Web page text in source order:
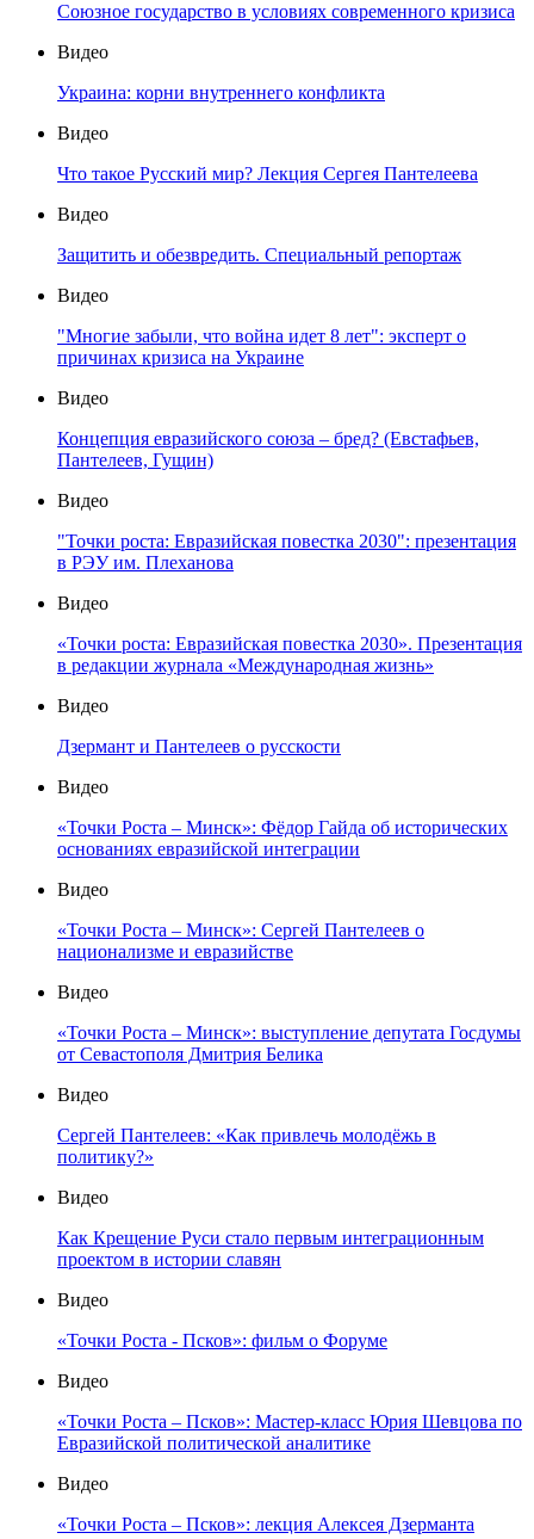
Союзное государство в условиях современного кризиса
Видео
Украина: корни внутреннего конфликта
Видео
Что такое Русский мир? Лекция Сергея Пантелеева
Видео
Защитить и обезвредить. Специальный репортаж
Видео
"Многие забыли, что война идет 8 лет": эксперт о
причинах кризиса на Украине
Видео
Концепция евразийского союза – бред? (Евстафьев,
Пантелеев, Гущин)
Видео
"Точки роста: Евразийская повестка 2030": презентация
в РЭУ им. Плеханова
Видео
«Точки роста: Евразийская повестка 2030». Презентация
в редакции журнала «Международная жизнь»
Видео
Дзермант и Пантелеев о русскости
Видео
«Точки Роста – Минск»: Фёдор Гайда об исторических
основаниях евразийской интеграции
Видео
«Точки Роста – Минск»: Сергей Пантелеев о
национализме и евразийстве
Видео
«Точки Роста – Минск»: выступление депутата Госдумы
от Севастополя Дмитрия Белика
Видео
Сергей Пантелеев: «Как привлечь молодёжь в
политику?»
Видео
Как Крещение Руси стало первым интеграционным
проектом в истории славян
Видео
«Точки Роста - Псков»: фильм о Форуме
Видео
«Точки Роста – Псков»: Мастер-класс Юрия Шевцова по
Евразийской политической аналитике
Видео
«Точки Роста – Псков»: лекция Алексея Дзерманта